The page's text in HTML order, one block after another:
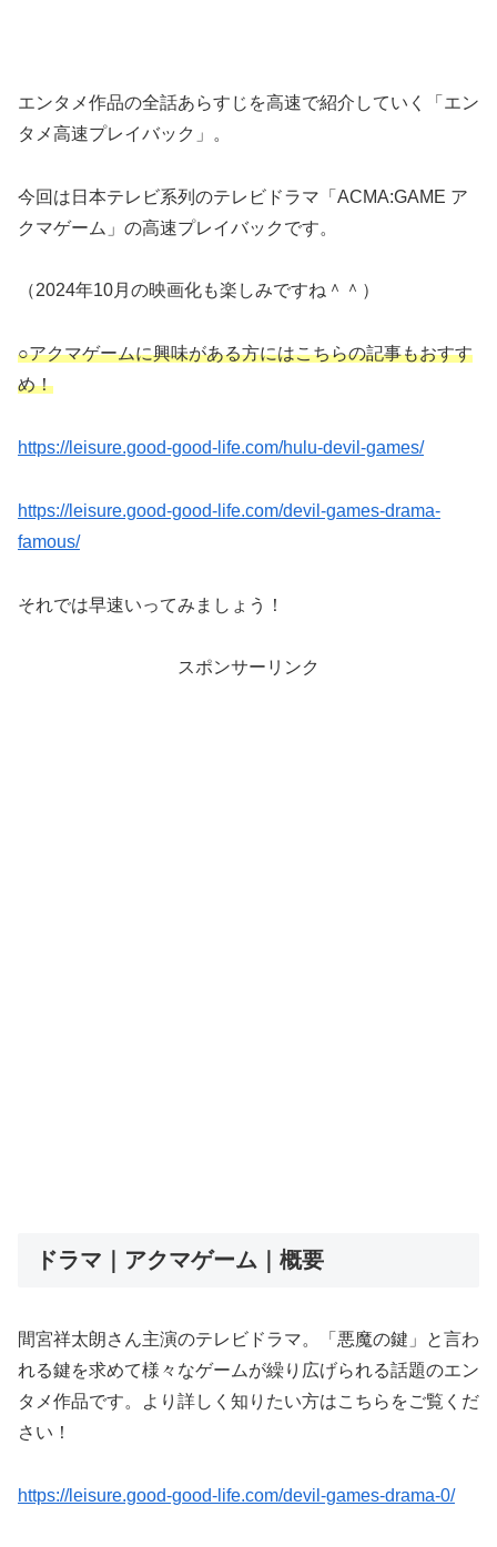
エンタメ作品の全話あらすじを高速で紹介していく「エン
タメ高速プレイバック」。
今回は日本テレビ系列のテレビドラマ「ACMA:GAME ア
クマゲーム」の高速プレイバックです。
（2024年10月の映画化も楽しみですね＾＾）
○アクマゲームに興味がある方にはこちらの記事もおすす
め！
https://leisure.good-good-life.com/hulu-devil-games/
https://leisure.good-good-life.com/devil-games-drama-
famous/
それでは早速いってみましょう！
スポンサーリンク
ドラマ｜アクマゲーム｜概要
間宮祥太朗さん主演のテレビドラマ。「悪魔の鍵」と言わ
れる鍵を求めて様々なゲームが繰り広げられる話題のエン
タメ作品です。より詳しく知りたい方はこちらをご覧くだ
さい！
https://leisure.good-good-life.com/devil-games-drama-0/